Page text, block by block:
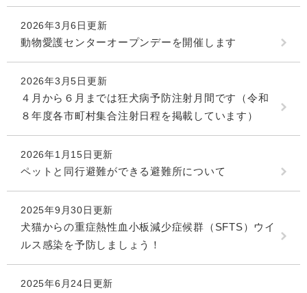
2026年3月6日更新
動物愛護センターオープンデーを開催します
2026年3月5日更新
４月から６月までは狂犬病予防注射月間です（令和
８年度各市町村集合注射日程を掲載しています）
2026年1月15日更新
ペットと同行避難ができる避難所について
2025年9月30日更新
犬猫からの重症熱性血小板減少症候群（SFTS）ウイ
ルス感染を予防しましょう！
2025年6月24日更新